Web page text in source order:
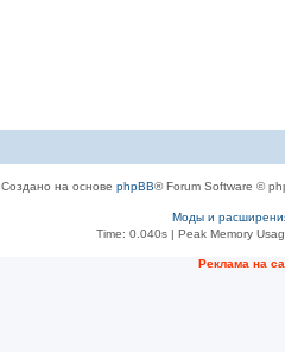
Создано на основе phpBB® Forum Software ©
Моды и
Time: 0.040s| Peak Memory
Рeклама на